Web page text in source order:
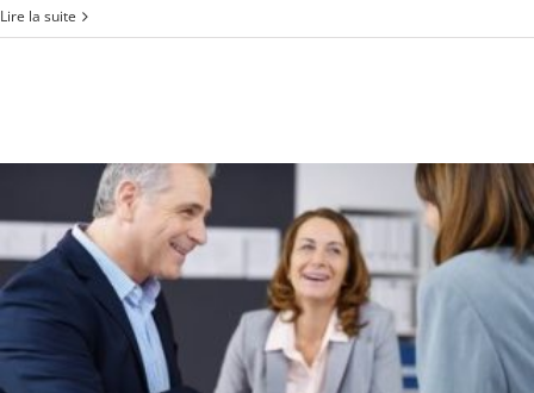
Lire la suite